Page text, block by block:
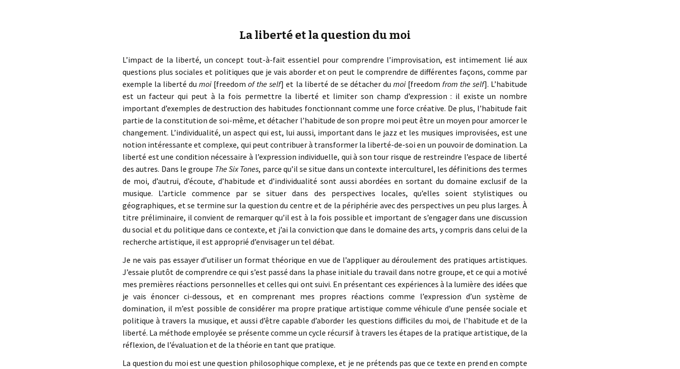
La liberté et la question du moi
L’impact de la liberté, un concept tout-à-fait essentiel pour comprendre l’improvisation, est intimement lié aux
questions plus sociales et politiques que je vais aborder et on peut le comprendre de différentes façons, comme par
exemple la liberté dumoi [freedomof the self] et la liberté de se détacher du moi[freedom from the self]. L’habitude
est un facteur qui peut à la fois permettre la liberté et limiter son champ d’expression : il existe un nombre
important d’exemples de destruction des habitudes fonctionnant comme une force créative. De plus, l’habitude fait
partie de la constitution de soi-même, et détacher l’habitude de son propre moi peut être un moyen pour amorcer le
changement. L’individualité, un aspect qui est, lui aussi, important dans le jazz et les musiques improvisées, est une
notion intéressante et complexe, qui peut contribuer à transformer la liberté-de-soi en un pouvoir de domination. La
liberté est une condition nécessaire à l’expression individuelle, qui à son tour risque de restreindre l’espace de liberté
des autres. Dans le groupe The Six Tones, parce qu’il se situe dans un contexte interculturel, les définitions des termes
de moi, d’autrui, d’écoute, d’habitude et d’individualité sont aussi abordées en sortant du domaine exclusif de la
musique. L’article commence par se situer dans des perspectives locales, qu’elles soient stylistiques ou
géographiques, et se termine sur la question du centre et de la périphérie avec des perspectives un peu plus larges. À
titre préliminaire, il convient de remarquer qu’il est à la fois possible et important de s’engager dans une discussion
du social et du politique dans ce contexte, et j’ai la conviction que dans le domaine des arts, y compris dans celui de la
recherche artistique, il est approprié d’envisager un tel débat.
Je ne vais pas essayer d’utiliser un format théorique en vue de l’appliquer au déroulement des pratiques artistiques.
J’essaie plutôt de comprendre ce qui s’est passé dans la phase initiale du travail dans notre groupe, et ce qui a motivé
mes premières réactions personnelles et celles qui ont suivi. En présentant ces expériences à la lumière des idées que
je vais énoncer ci-dessous, et en comprenant mes propres réactions comme l’expression d’un système de
domination, il m’est possible de considérer ma propre pratique artistique comme véhicule d’une pensée sociale et
politique à travers la musique, et aussi d’être capable d’aborder les questions difficiles du moi, de l’habitude et de la
liberté. La méthode employée se présente comme un cycle récursif à travers les étapes de la pratique artistique, de la
réflexion, de l’évaluation et de la théorie en tant que pratique.
La question du moi est une question philosophique complexe, et je ne prétends pas que ce texte en prend en compte